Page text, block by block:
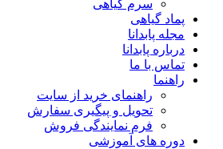
سرم گیاهی
پماد گیاهی
مجله پابدانا
درباره پابدانا
تماس با ما
راهنما
راهنمای خرید از سایت
تحویل و پیگیری سفارش
فرم نمایندگی فروش
دوره های آموزشی